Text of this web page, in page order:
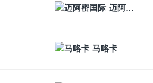
迈阿密国际
马略卡